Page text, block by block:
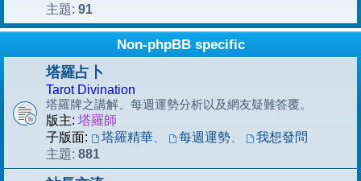
主題: 91
Non-phpBB specific
塔羅占卜
Tarot Divination
塔羅牌之講解、每週運勢分析以及網友疑難答覆。
版主: 塔羅師
子版面:
塔羅精華、 每週運勢、
我想發問
主題: 881